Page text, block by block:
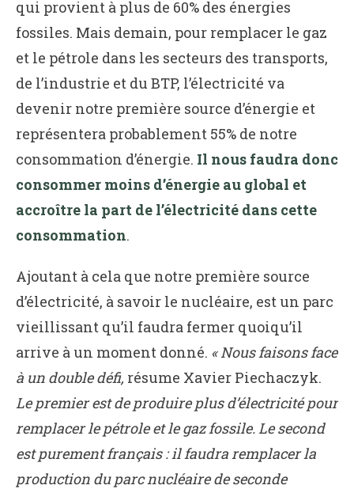
qui provient à plus de 60% des énergies
fossiles. Mais demain, pour remplacer le gaz
et le pétrole dans les secteurs des transports,
de l’industrie et du BTP, l’électricité va
devenir notre première source d’énergie et
représentera probablement 55% de notre
consommation d’énergie. Il nous faudra donc
consommer moins d’énergie au global et
accroître la part de l’électricité dans cette
consommation.
Ajoutant à cela que notre première source
d’électricité, à savoir le nucléaire, est un parc
vieillissant qu’il faudra fermer quoiqu’il
arrive à un moment donné. « Nous faisons face
à un double défi, résume Xavier Piechaczyk.
Le premier est de produire plus d’électricité pour
remplacer le pétrole et le gaz fossile. Le second
est purement français : il faudra remplacer la
production du parc nucléaire de seconde